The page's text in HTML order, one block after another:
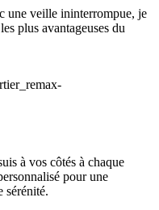
une veille ininterrompue, je
plus avantageuses du
à vos côtés à chaque
pour une
sérénité.